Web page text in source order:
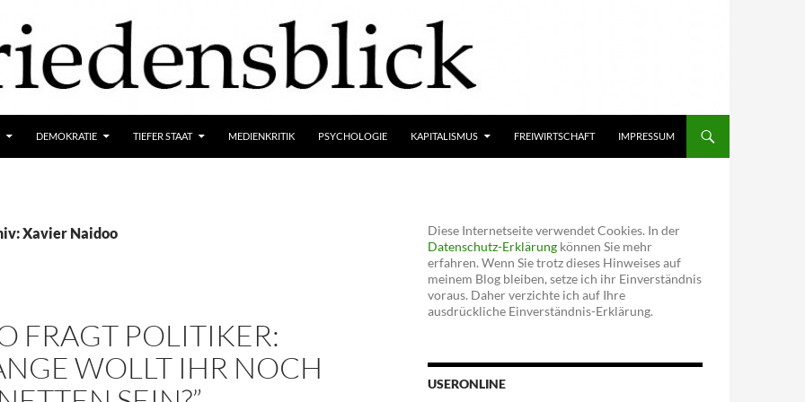
DEMOKRATIE TIEFER STAAT MEDIENKRITIK PSYCHOLOGIE KAPITALISMUS FREIWIRTSCHAFT IMPRESSUM
Xavier Naidoo
FRAGT POLITIKER:
WOLLT IHR NOCH
Diese Internetseite verwendet Cookies. In der
Datenschutz-Erklärung können Sie mehr
erfahren. Wenn Sie trotz dieses Hinweises auf
meinem Blog bleiben, setze ich ihr Einverständnis
voraus. Daher verzichte ich auf Ihre
ausdrückliche Einverständnis-Erklärung.
USERONLINE